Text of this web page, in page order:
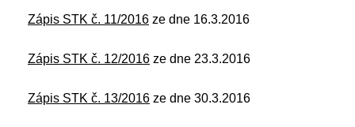
Zápis STK č. 11/2016 ze dne 16.3.2016
Zápis STK č. 12/2016 ze dne 23.3.2016
Zápis STK č. 13/2016 ze dne 30.3.2016